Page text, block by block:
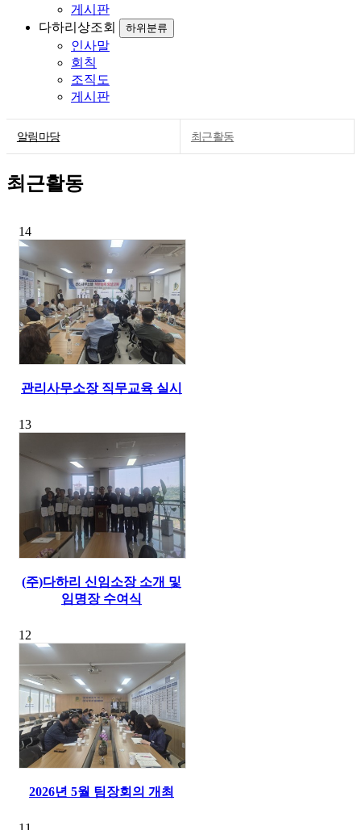
게시판
다하리상조회
하위분류
인사말
회칙
조직도
게시판
알림마당
회사소개
알림마당
다하리가족
다하리(E/L)
다하리상조회
최근활동
최근활동
14
관리사무소장 직무교육 실시
13
(주)다하리 신임소장 소개 및
임명장 수여식
12
2026년 5월 팀장회의 개최